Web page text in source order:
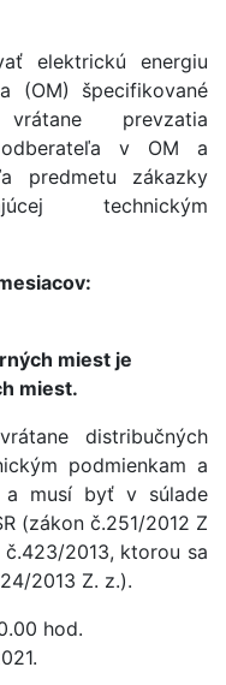
elektrickú energiu
(OM) špecifikované
prevzatia
v OM a
predmetu zákazky
technickým
miest je
miest.
distribučných
podmienkam a
a musí byť v súlade
(zákon č.251/2012 Z
č.423/2013, ktorou sa
2013 Z. z.).
hod.